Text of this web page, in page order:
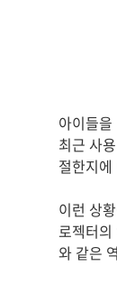
아이들
최근 사
절한지
이런 상
로젝터의
와 같은